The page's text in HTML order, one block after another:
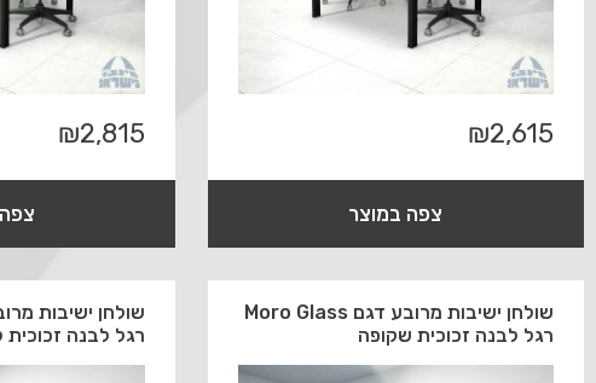
₪2,615
צפה במוצר
₪2,815
שולחן ישיבות מרובע דגם Moro Glass
רגל לבנה זכוכית שקופה
רגל לבנה זכוכית